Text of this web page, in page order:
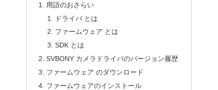
用語のおさらい
ドライバ とは
ファームウェア とは
SDK とは
SVBONY カメラドライバのバージョン履歴
ファームウェア のダウンロード
ファームウェアのインストール